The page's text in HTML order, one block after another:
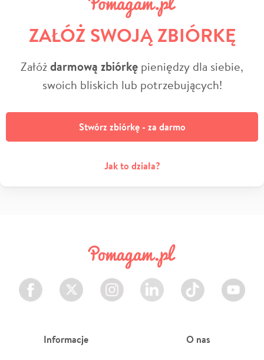
ZAŁÓŻ SWOJĄ ZBIÓRKĘ
Załóżdarmową zbiórkę pieniędzy dla siebie,
swoich bliskich lub potrzebujących!
Stwórz zbiórkę - za darmo
Jak to działa?
Facebook Twitter Instagram LinkedIn TikTok Youtube
Informacje O nas